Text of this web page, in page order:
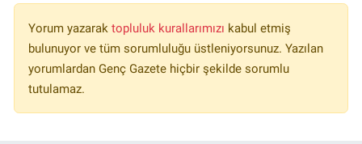
Yorum yazarak topluluk kurallarımızı kabul etmiş
bulunuyor ve tüm sorumluluğu üstleniyorsunuz. Yazılan
yorumlardan Genç Gazete hiçbir şekilde sorumlu
tutulamaz.